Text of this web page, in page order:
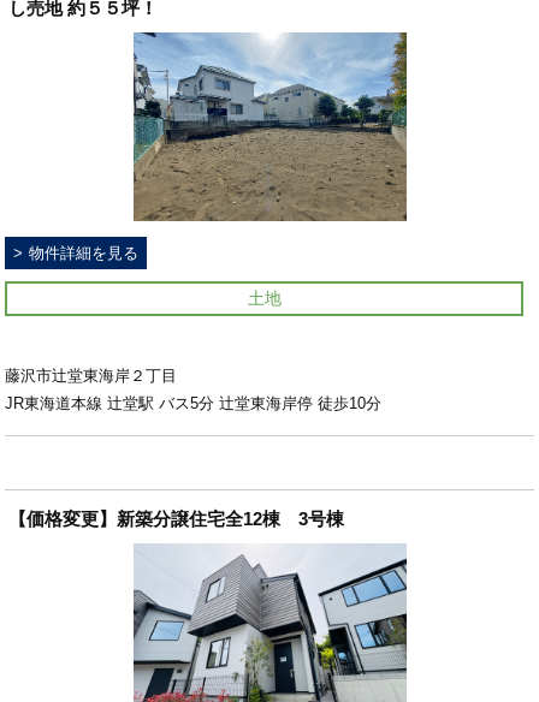
し売地 約５５坪！
物件詳細を見る
土地
藤沢市辻堂東海岸２丁目
JR東海道本線 辻堂駅 バス5分 辻堂東海岸停 徒歩10分
【価格変更】新築分譲住宅全12棟 3号棟